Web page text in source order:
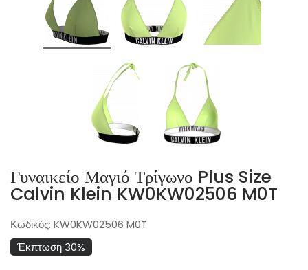
Γυναικείο Μαγιό Τρίγωνο Plus Size
Calvin Klein KW0KW02506 M0T
Κωδικός: KW0KW02506 M0T
Έκπτωση 30%